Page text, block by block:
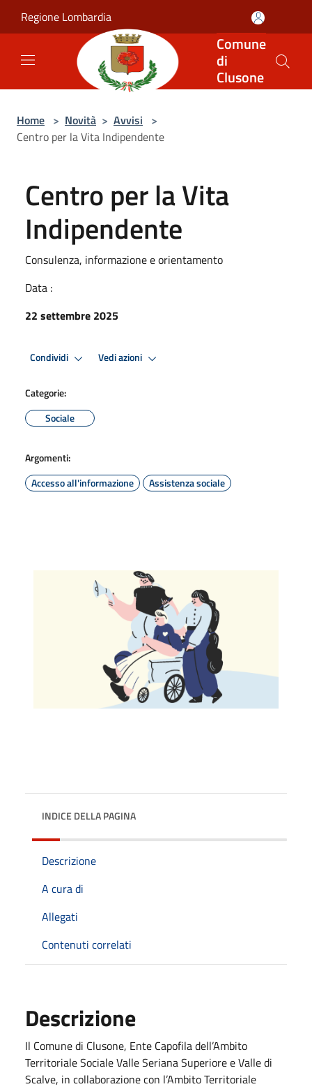
Regione Lombardia
Comune
di
Clusone
Home > Novità > Avvisi >
Centro per la Vita Indipendente
Centro per la Vita
Indipendente
Consulenza, informazione e orientamento
Data :
22 settembre 2025
Condividi Vedi azioni
Categorie:
Sociale
Argomenti:
Accesso all'informazione
Assistenza sociale
INDICE DELLA PAGINA
Descrizione
A cura di
Allegati
Contenuti correlati
Descrizione
Il Comune di Clusone, Ente Capofila dell’Ambito
Territoriale Sociale Valle Seriana Superiore e Valle di
Scalve, in collaborazione con l’Ambito Territoriale